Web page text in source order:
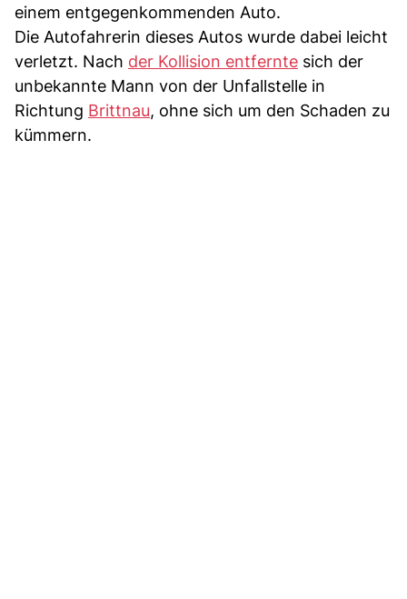
einem entgegenkommenden Auto.
Die Autofahrerin dieses Autos wurde dabei leicht
verletzt. Nach der Kollision entfernte sich der
unbekannte Mann von der Unfallstelle in
Richtung Brittnau, ohne sich um den Schaden zu
kümmern.